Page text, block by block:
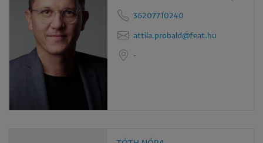
36207710240
attila.probald@feat.hu
-